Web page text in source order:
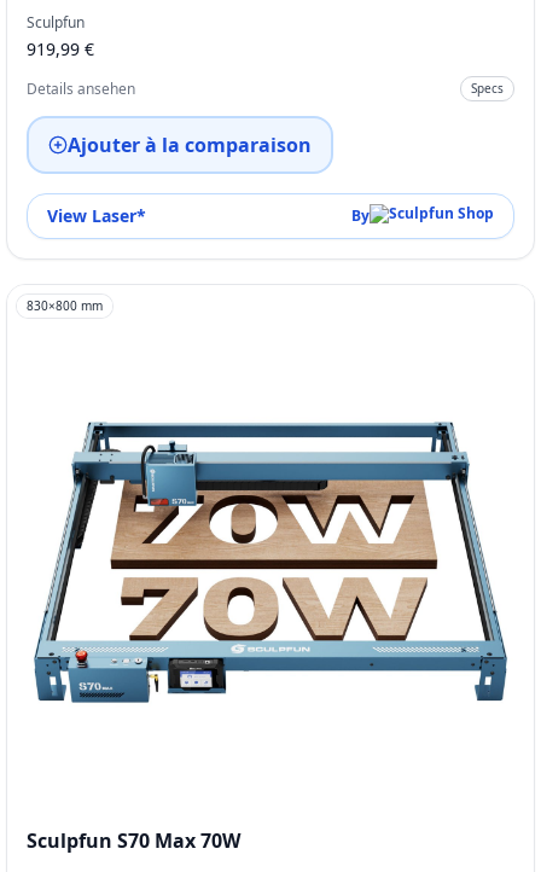
Sculpfun
919,99 €
Details ansehen Specs
Ajouter à la comparaison
View Laser* By
830×800 mm
Sculpfun S70 Max 70W